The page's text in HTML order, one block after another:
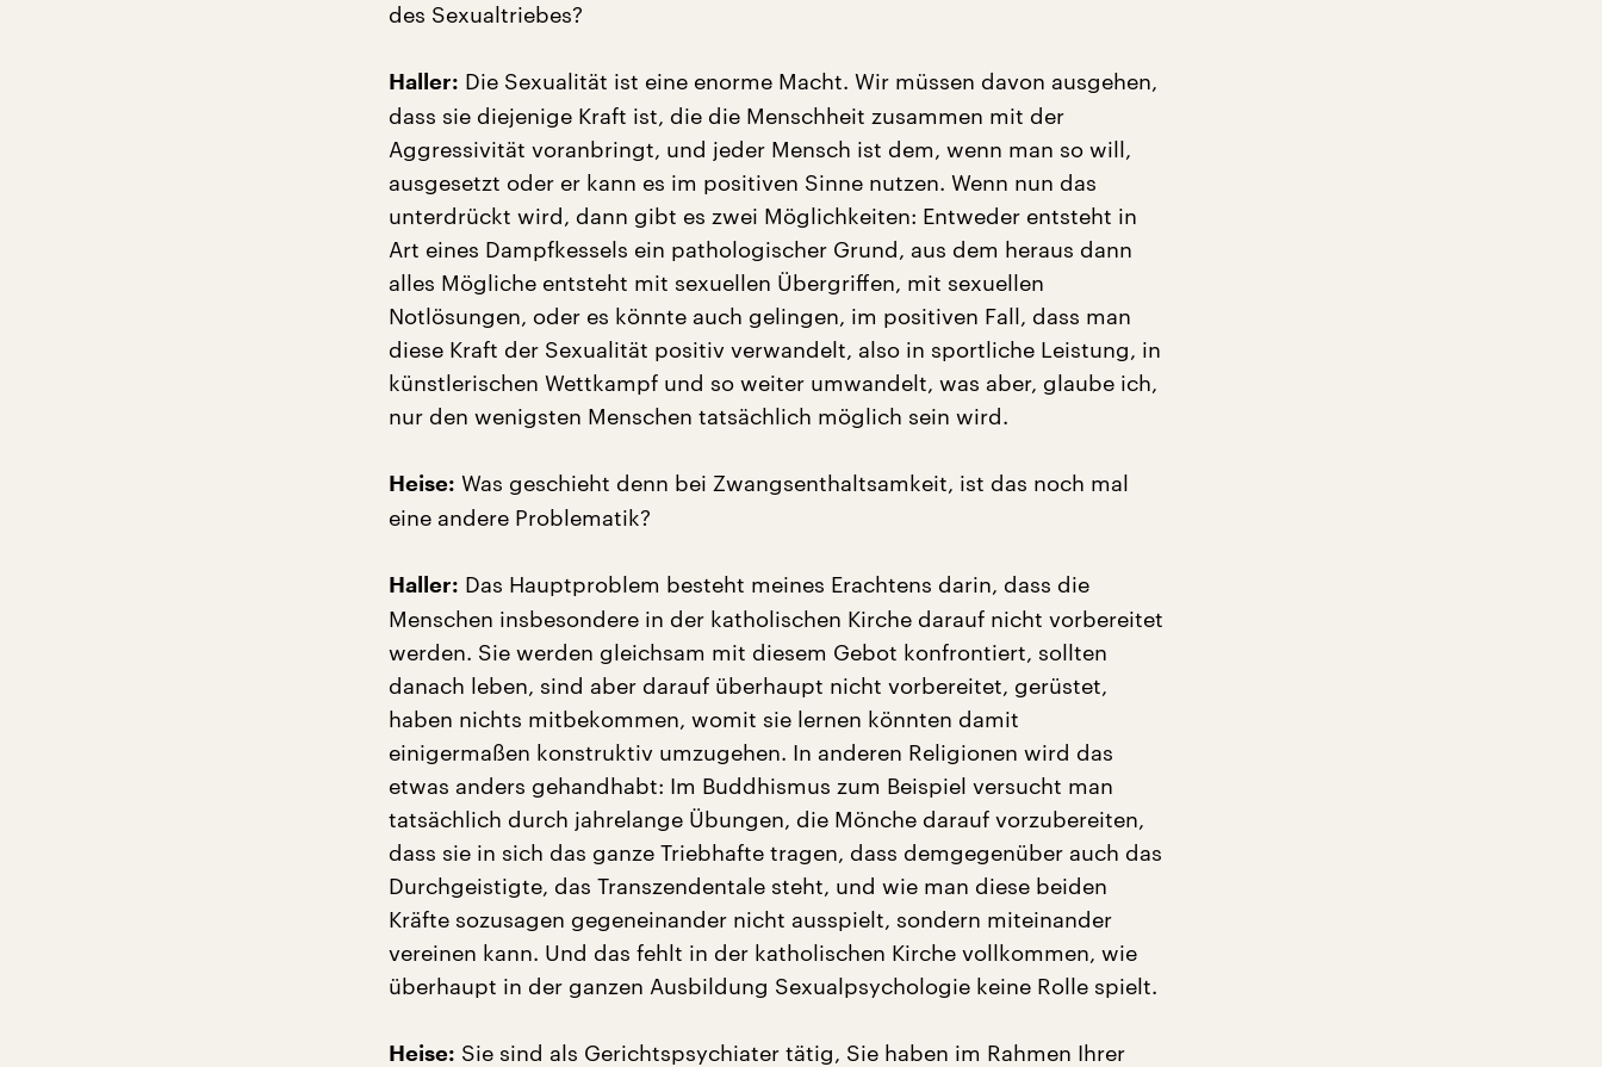
des Sexualtriebes?
Haller: Die Sexualität ist eine enorme Macht. Wir müssen davon ausgehen,
dass sie diejenige Kraft ist, die die Menschheit zusammen mit der
Aggressivität voranbringt, und jeder Mensch ist dem, wenn man so will,
ausgesetzt oder er kann es im positiven Sinne nutzen. Wenn nun das
unterdrückt wird, dann gibt es zwei Möglichkeiten: Entweder entsteht in
Art eines Dampfkessels ein pathologischer Grund, aus dem heraus dann
alles Mögliche entsteht mit sexuellen Übergriffen, mit sexuellen
Notlösungen, oder es könnte auch gelingen, im positiven Fall, dass man
diese Kraft der Sexualität positiv verwandelt, also in sportliche Leistung, in
künstlerischen Wettkampf und so weiter umwandelt, was aber, glaube ich,
nur den wenigsten Menschen tatsächlich möglich sein wird.
Heise: Was geschieht denn bei Zwangsenthaltsamkeit, ist das noch mal
eine andere Problematik?
Haller: Das Hauptproblem besteht meines Erachtens darin, dass die
Menschen insbesondere in der katholischen Kirche darauf nicht vorbereitet
werden. Sie werden gleichsam mit diesem Gebot konfrontiert, sollten
danach leben, sind aber darauf überhaupt nicht vorbereitet, gerüstet,
haben nichts mitbekommen, womit sie lernen könnten damit
einigermaßen konstruktiv umzugehen. In anderen Religionen wird das
etwas anders gehandhabt: Im Buddhismus zum Beispiel versucht man
tatsächlich durch jahrelange Übungen, die Mönche darauf vorzubereiten,
dass sie in sich das ganze Triebhafte tragen, dass demgegenüber auch das
Durchgeistigte, das Transzendentale steht, und wie man diese beiden
Kräfte sozusagen gegeneinander nicht ausspielt, sondern miteinander
vereinen kann. Und das fehlt in der katholischen Kirche vollkommen, wie
überhaupt in der ganzen Ausbildung Sexualpsychologie keine Rolle spielt.
Heise: Sie sind als Gerichtspsychiater tätig, Sie haben im Rahmen Ihrer